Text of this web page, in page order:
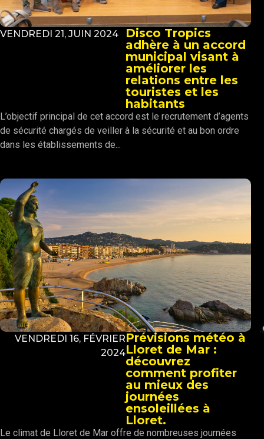
VENDREDI 21, JUIN 2024
Disco Tropics
adhère à un accord
municipal visant à
améliorer les
relations entre les
touristes et les
habitants
L’objectif principal de cet accord est le recrutement d’agents
de sécurité chargés de veiller à la sécurité et au bon ordre
dans les établissements de...
VENDREDI 16, FÉVRIER
2024
Prévisions météo à
Lloret de Mar :
découvrez
comment profiter
au mieux des
journées
ensoleillées à
Lloret.
Le climat de Lloret de Mar offre de nombreuses journées